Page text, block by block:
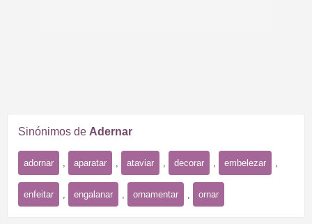
Sinónimos de Adernar
adornar aparatar ataviar decorar embelezar
enfeitar engalanar ornamentar ornar